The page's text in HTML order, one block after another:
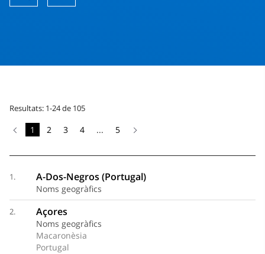
Resultats: 1-24 de 105
1 2 3 4 ... 5
1. A-Dos-Negros (Portugal)
Noms geogràfics
2. Açores
Noms geogràfics
Macaronèsia
Portugal